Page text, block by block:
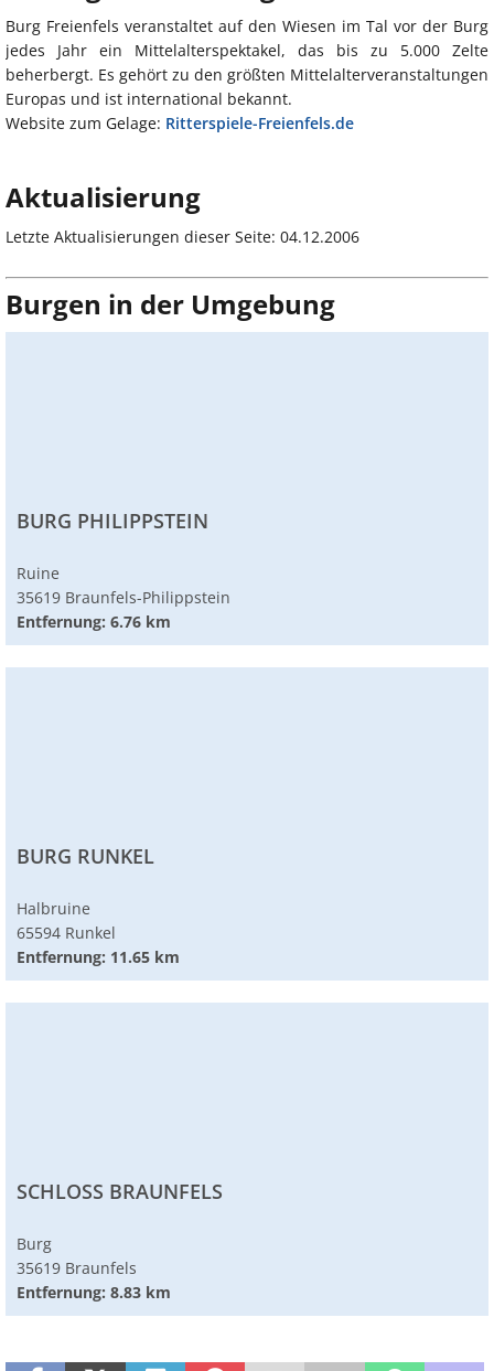
Burg Freienfels veranstaltet auf den Wiesen im Tal vor der Burg
jedes Jahr ein Mittelalterspektakel, das bis zu 5.000 Zelte
beherbergt. Es gehört zu den größten Mittelalterveranstaltungen
Europas und ist international bekannt.
Website zum Gelage: Ritterspiele-Freienfels.de
Aktualisierung
Letzte Aktualisierungen dieser Seite: 04.12.2006
Burgen in der Umgebung
BURG PHILIPPSTEIN
Ruine
35619 Braunfels-Philippstein
Entfernung: 6.76 km
BURG RUNKEL
Halbruine
65594 Runkel
Entfernung: 11.65 km
SCHLOSS BRAUNFELS
Burg
35619 Braunfels
Entfernung: 8.83 km